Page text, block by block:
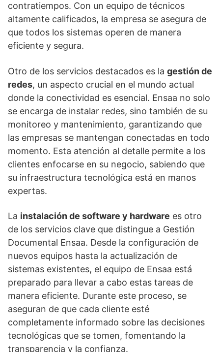
contratiempos. Con un equipo de técnicos
altamente calificados, la empresa se asegura de
que todos los sistemas operen de manera
eficiente y segura.
Otro de los servicios destacados es la gestión de
redes, un aspecto crucial en el mundo actual
donde la conectividad es esencial. Ensaa no solo
se encarga de instalar redes, sino también de su
monitoreo y mantenimiento, garantizando que
las empresas se mantengan conectadas en todo
momento. Esta atención al detalle permite a los
clientes enfocarse en su negocio, sabiendo que
su infraestructura tecnológica está en manos
expertas.
La instalación de software y hardware es otro
de los servicios clave que distingue a Gestión
Documental Ensaa. Desde la configuración de
nuevos equipos hasta la actualización de
sistemas existentes, el equipo de Ensaa está
preparado para llevar a cabo estas tareas de
manera eficiente. Durante este proceso, se
aseguran de que cada cliente esté
completamente informado sobre las decisiones
tecnológicas que se tomen, fomentando la
transparencia y la confianza.